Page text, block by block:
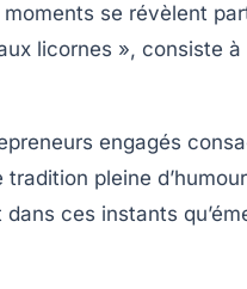
se révèlent
licornes », consiste
engagés
pleine
dans ces instants